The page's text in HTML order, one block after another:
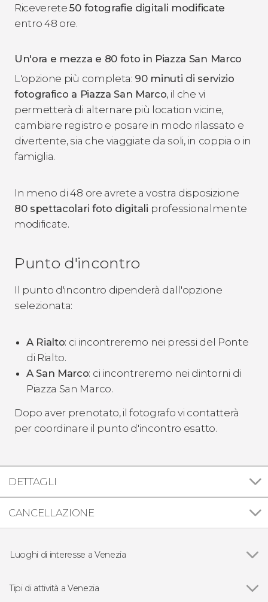
Riceverete50 fotografie digitali modificate
entro 48 ore.
Un'ora e mezza e 80 foto in Piazza San Marco
L'opzione più completa: 90 minuti di servizio
fotografico a Piazza San Marco, il che vi
permetterà di alternare più location vicine,
cambiare registro e posare in modo rilassato e
divertente, sia che viaggiate da soli, in coppia o in
famiglia.
In meno di 48 ore avrete a vostra disposizione
80 spettacolari foto digitali professionalmente
modificate.
Punto d'incontro
Il punto d'incontro dipenderà dall'opzione
selezionata:
A Rialto: ci incontreremo nei pressi del Ponte
di Rialto.
A San Marco: ci incontreremo nei dintorni di
Piazza San Marco.
Dopo aver prenotato, il fotografo vi contatterà
per coordinare il punto d'incontro esatto.
DETTAGLI
CANCELLAZIONE
Luoghi di interesse a Venezia
Basilica di San Marco
Tipi di attività a Venezia